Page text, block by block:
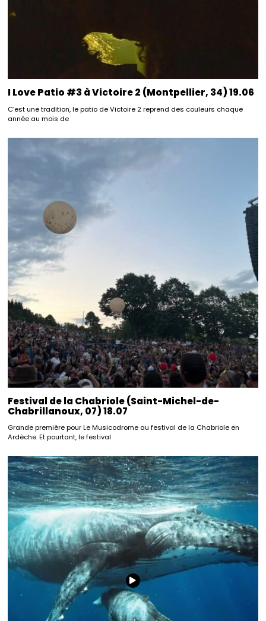
I Love Patio #3 à Victoire 2 (Montpellier, 34) 19.06
C’est une tradition, le patio de Victoire 2 reprend des couleurs chaque
année au mois de
Festival de la Chabriole (Saint-Michel-de-
Chabrillanoux, 07) 18.07
Grande première pour Le Musicodrome au festival de la Chabriole en
Ardèche. Et pourtant, le festival